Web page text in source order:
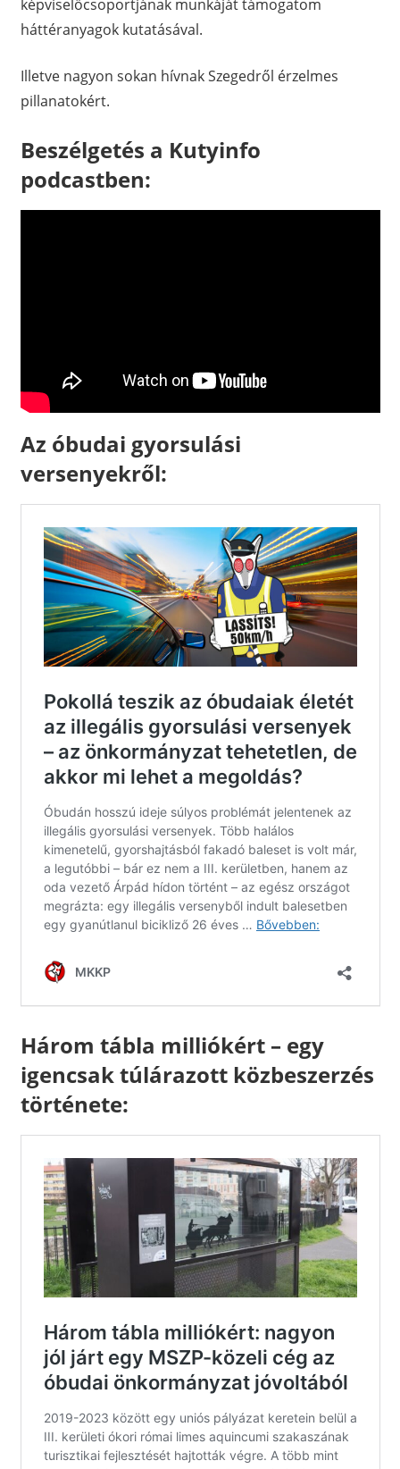
képviselőcsoportjának munkáját támogatom
háttéranyagok kutatásával.
Illetve nagyon sokan hívnak Szegedről érzelmes
pillanatokért.
Beszélgetés a Kutyinfo
podcastben:
Az óbudai gyorsulási
versenyekről:
Három tábla milliókért – egy
igencsak túlárazott közbeszerzés
története: